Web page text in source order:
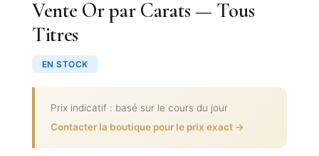
Vente Or par Carats — Tous
Titres
EN STOCK
Prix indicatif : basé sur le cours du jour
Contacter la boutique pour le prix exact →